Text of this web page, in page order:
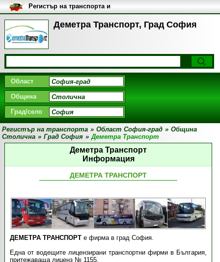
Деметра Транспорт, Град София
Регистър на транспорта и
транспортните фирми в
България
Област
Община
Град/село
Регистър на транспорта » Област София-град » Община
Столична » Град София » Деметра Транспорт
Деметра Транспорт
Информация
ДЕМЕТРА ТРАНСПОРТ
ДЕМЕТРА ТРАНСПОРТе фирма в град София.
Една от водещите лицензирани транспортни фирми в България,
притежаваща лиценз № 1155.